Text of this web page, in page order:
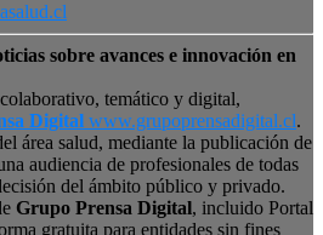
sobre avances e innovación en
temático y digital,
Digital www.grupoprensadigital.cl.
área salud, mediante la publicación de
audiencia de profesionales de todas
del ámbito público y privado.
Grupo Prensa Digital, incluido Portal
gratuita para entidades sin fines